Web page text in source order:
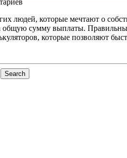
людей, которые мечтают о
сумму выплаты.
которые позволяют
Search